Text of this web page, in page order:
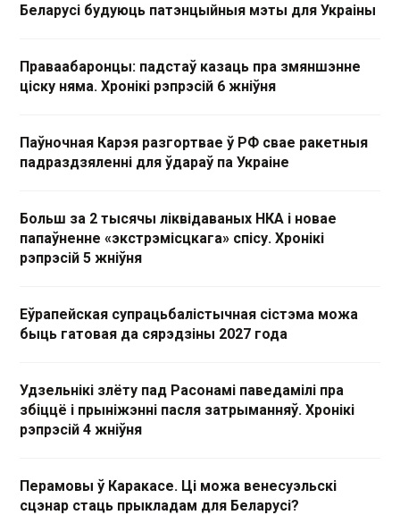
Беларусі будуюць патэнцыйныя мэты для Украіны
Праваабаронцы: падстаў казаць пра змяншэнне
ціску няма. Хронікі рэпрэсій 6 жніўня
Паўночная Карэя разгортвае ў РФ свае ракетныя
падраздзяленні для ўдараў па Украіне
Больш за 2 тысячы ліквідаваных НКА і новае
папаўненне «экстрэмісцкага» спісу. Хронікі
рэпрэсій 5 жніўня
Еўрапейская супрацьбалістычная сістэма можа
быць гатовая да сярэдзіны 2027 года
Удзельнікі злёту пад Расонамі паведамілі пра
збіццё і прыніжэнні пасля затрыманняў. Хронікі
рэпрэсій 4 жніўня
Перамовы ў Каракасе. Ці можа венесуэльскі
сцэнар стаць прыкладам для Беларусі?